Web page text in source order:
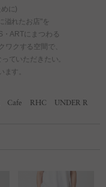
Cafe RHC UNDER R